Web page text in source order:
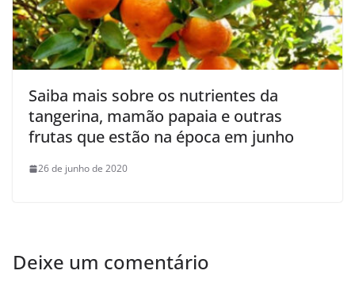
Saiba mais sobre os nutrientes da
tangerina, mamão papaia e outras
frutas que estão na época em junho
26 de junho de 2020
Deixe um comentário